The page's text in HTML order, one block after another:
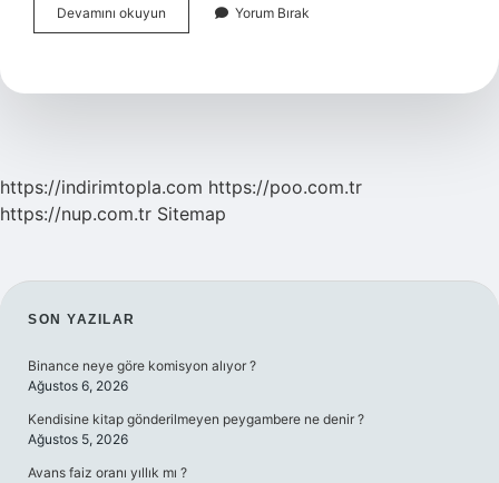
Devamını okuyun
Ve
Ne
Yorum Bırak
https://indirimtopla.com https://poo.com.tr
https://nup.com.tr Sitemap
SIDEBAR
SON YAZILAR
Binance neye göre komisyon alıyor ?
Ağustos 6, 2026
Kendisine kitap gönderilmeyen peygambere ne denir ?
Ağustos 5, 2026
Avans faiz oranı yıllık mı ?